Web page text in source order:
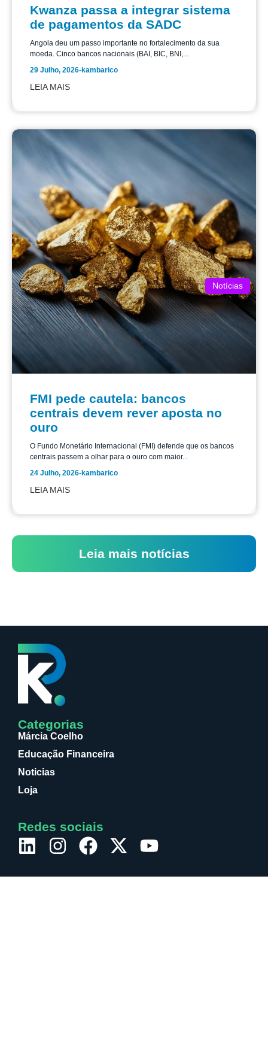
Kwanza passa a integrar sistema
de pagamentos da SADC
Angola deu um passo importante no fortalecimento da sua
moeda. Cinco bancos nacionais (BAI, BIC, BNI,...
29 Julho, 2026-kambarico
LEIA MAIS
Notícias
FMI pede cautela: bancos
centrais devem rever aposta no
ouro
O Fundo Monetário Internacional (FMI) defende que os bancos
centrais passem a olhar para o ouro com maior...
24 Julho, 2026-kambarico
LEIA MAIS
Leia mais notícias
Categorias
Márcia Coelho
Educação Financeira
Noticias
Loja
Redes sociais